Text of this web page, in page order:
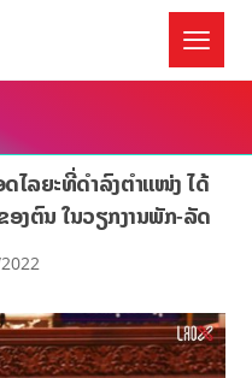
ໄລຍະທີ່ດຳລົງຕຳແໜ່ງ ໄດ້
ອງຕົນ ໃນວຽກງານພັກ-ລັດ